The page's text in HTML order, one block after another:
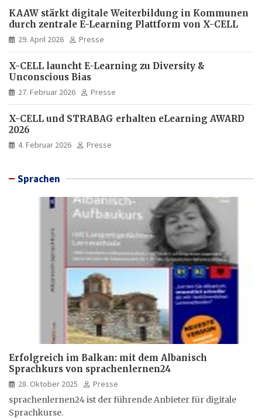
KAAW stärkt digitale Weiterbildung in Kommunen
durch zentrale E-Learning Plattform von X-CELL
29. April 2026 Presse
X-CELL launcht E-Learning zu Diversity &
Unconscious Bias
27. Februar 2026 Presse
X-CELL und STRABAG erhalten eLearning AWARD
2026
4. Februar 2026 Presse
Sprachen
Erfolgreich im Balkan: mit dem Albanisch
Sprachkurs von sprachenlernen24
28. Oktober 2025
Presse
sprachenlernen24 ist der führende Anbieter für digitale
Sprachkurse.